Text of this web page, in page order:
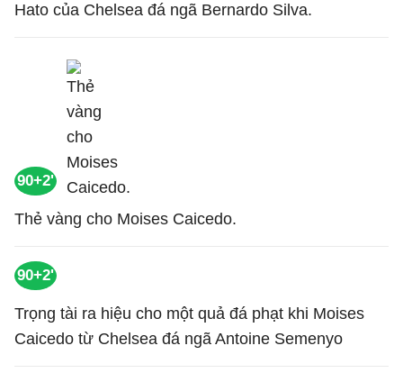
Hato của Chelsea đá ngã Bernardo Silva.
90+2'
Thẻ vàng cho Moises Caicedo.
90+2'
Trọng tài ra hiệu cho một quả đá phạt khi Moises
Caicedo từ Chelsea đá ngã Antoine Semenyo